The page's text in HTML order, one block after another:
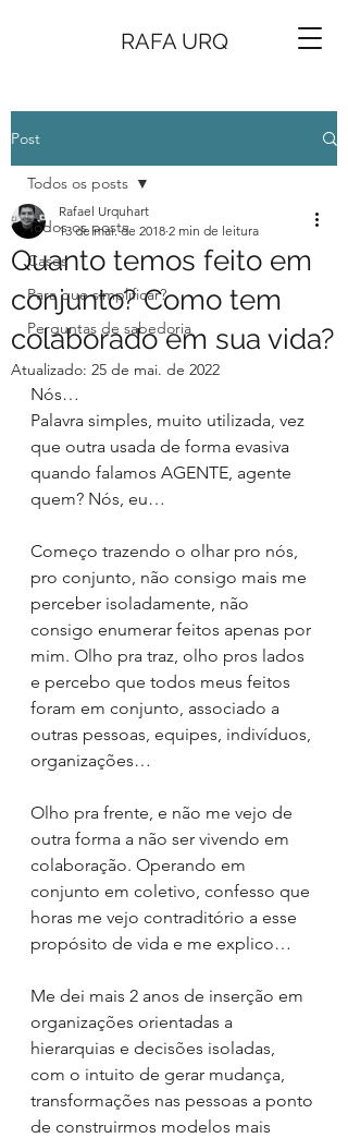
RAFA URQ
Post
Todos os posts
Cases
Para que simplificar?
Perguntas de sabedoria
Todos os posts
Quanto temos feito em
conjunto? Como tem
colaborado em sua vida?
Rafael Urquhart
13 de mai. de 2018 2 min de leitura
Atualizado: 25 de mai. de 2022
Nós…
Palavra simples, muito utilizada, vez
que outra usada de forma evasiva
quando falamos AGENTE, agente
quem? Nós, eu…
Começo trazendo o olhar pro nós,
pro conjunto, não consigo mais me
perceber isoladamente, não
consigo enumerar feitos apenas por
mim. Olho pra traz, olho pros lados
e percebo que todos meus feitos
foram em conjunto, associado a
outras pessoas, equipes, indivíduos,
organizações…
Olho pra frente, e não me vejo de
outra forma a não ser vivendo em
colaboração. Operando em
conjunto em coletivo, confesso que
horas me vejo contraditório a esse
propósito de vida e me explico…
Me dei mais 2 anos de inserção em
organizações orientadas a
hierarquias e decisões isoladas,
com o intuito de gerar mudança,
transformações nas pessoas a ponto
de construirmos modelos mais